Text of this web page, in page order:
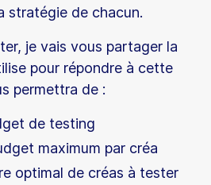
stratégie de chacun.
je vais vous partager la
pour répondre à cette
permettra de :
de testing
maximum par créa
optimal de créas à tester